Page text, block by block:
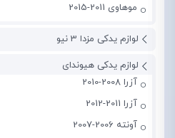
موهاوی 2011-2015
لوازم یدکی مزدا 3 نیو
لوازم یدکی هیوندای
آزرا 2008-2010
آزرا 2011-2012
آونته 2006-2007